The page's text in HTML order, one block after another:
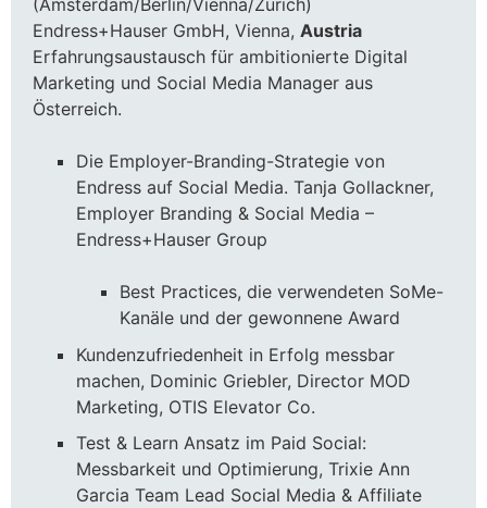
Endress+Hauser GmbH, Vienna, Austria
Erfahrungsaustausch für ambitionierte Digital
Marketing und Social Media Manager aus
Österreich.
Die Employer-Branding-Strategie von
Endress auf Social Media. Tanja Gollackner,
Employer Branding & Social Media –
Endress+Hauser Group
Best Practices, die verwendeten SoMe-
Kanäle und der gewonnene Award
Kundenzufriedenheit in Erfolg messbar
machen, Dominic Griebler, Director MOD
Marketing, OTIS Elevator Co.
Test & Learn Ansatz im Paid Social:
Messbarkeit und Optimierung, Trixie Ann
Garcia Team Lead Social Media & Affiliate